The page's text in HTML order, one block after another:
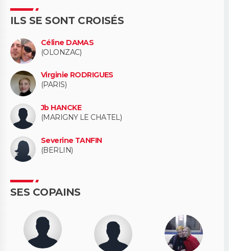
ILS SE SONT CROISÉS
Céline DAMAS
(OLONZAC)
Virginie RODRIGUES
(PARIS)
Jb HANCKE
(MARIGNY LE CHATEL)
Severine TANFIN
(BERLIN)
SES COPAINS